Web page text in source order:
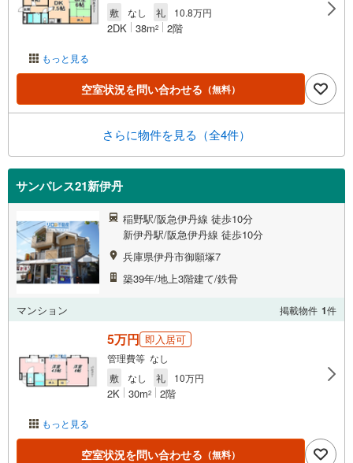
もっと見る
敷
なし 礼 10.8万円
2DK 38m2 2階
空室状況を問い合わせる （無料）
さらに物件を見る（全4件）
サンパレス21新伊丹
稲野駅/阪急伊丹線 徒歩10分
新伊丹駅/阪急伊丹線 徒歩10分
兵庫県伊丹市御願塚7
築39年/地上3階建て/鉄骨
マンション 掲載物件 1件
もっと見る
5万円 即入居可
管理費等 なし
敷
なし 礼 10万円
2K 30m2 2階
空室状況を問い合わせる （無料）